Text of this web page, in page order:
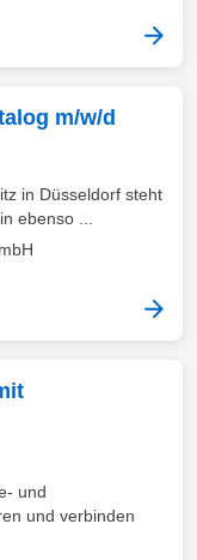
m/w/d
in Düsseldorf steht
ebenso ...
und
und verbinden